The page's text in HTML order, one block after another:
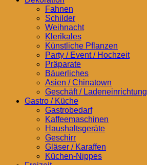
Fahnen
Schilder
Weihnacht
Klerikales
Künstliche Pflanzen
Party / Event / Hochzeit
Präparate
Bäuerliches
Asien / Chinatown
Geschäft / Ladeneinrichtung
Gastro / Küche
Gastrobedarf
Kaffeemaschinen
Haushaltsgeräte
Geschirr
Gläser / Karaffen
Küchen-Nippes